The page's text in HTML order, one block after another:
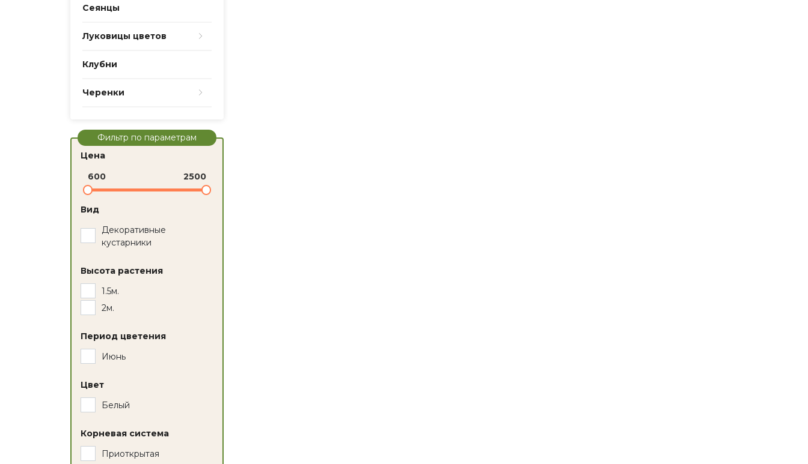
Сеянцы
Луковицы цветов
Клубни
Черенки
Фильтр по параметрам
Цена
600
2500
Вид
Декоративные
кустарники
Высота растения
1.5м.
2м.
Период цветения
Июнь
Цвет
Белый
Корневая система
Приоткрытая